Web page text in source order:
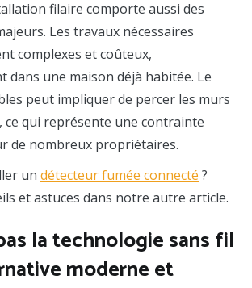
filaire comporte aussi des
Les travaux nécessaires
complexes et coûteux,
dans une maison déjà habitée. Le
peut impliquer de percer les murs
ce qui représente une contrainte
de nombreux propriétaires.
un détecteur fumée connecté ?
et astuces dans notre autre article.
la technologie sans fil
moderne et